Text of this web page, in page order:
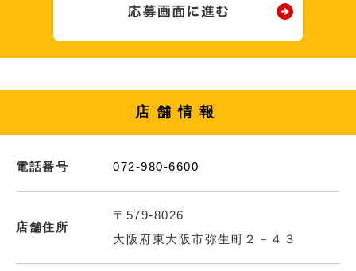
店舗情報
電話番号 072-980-6600
店舗住所
〒579-8026
大阪府東大阪市弥生町２－４３